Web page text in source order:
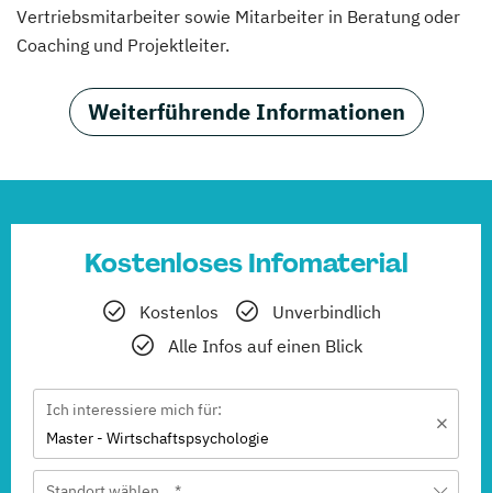
Vertriebsmitarbeiter sowie Mitarbeiter in Beratung oder
Coaching und Projektleiter.
Weiterführende Informationen
Kostenloses Infomaterial
Kostenlos
Unverbindlich
Alle Infos auf einen Blick
Ich interessiere mich für:
Master - Wirtschaftspsychologie